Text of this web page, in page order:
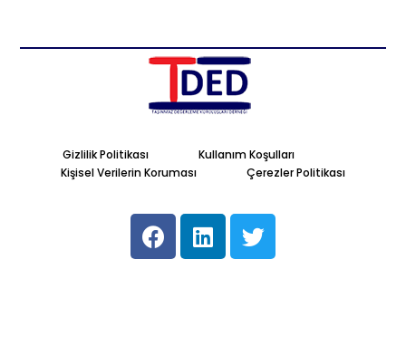
Gizlilik Politikası
Kullanım Koşulları
Kişisel Verilerin Koruması
Çerezler Politikası